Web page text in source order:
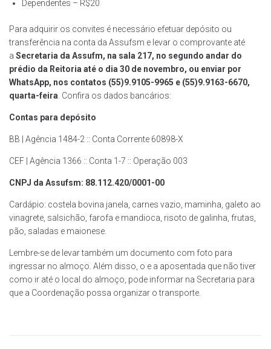
Dependentes – R$20
Para adquirir os convites é necessário efetuar depósito ou
transferência na conta da Assufsm e levar o comprovante até
a Secretaria da Assufm, na sala 217, no segundo andar do
prédio da Reitoria até o dia 30 de novembro, ou enviar por
WhatsApp, nos contatos (55)9.9105-9965 e (55)9.9163-6670,
quarta-feira. Confira os dados bancários:
Contas para depósito
BB | Agência 1484-2 :: Conta Corrente 60898-X
CEF | Agência 1366 :: Conta 1-7 :: Operação 003
CNPJ da Assufsm: 88.112.420/0001-00
Cardápio: costela bovina janela, carnes vazio, maminha, galeto ao
vinagrete, salsichão, farofa e mandioca, risoto de galinha, frutas,
pão, saladas e maionese.
Lembre-se de levar também um documento com foto para
ingressar no almoço. Além disso, o e a aposentada que não tiver
como ir até o local do almoço, pode informar na Secretaria para
que a Coordenação possa organizar o transporte.